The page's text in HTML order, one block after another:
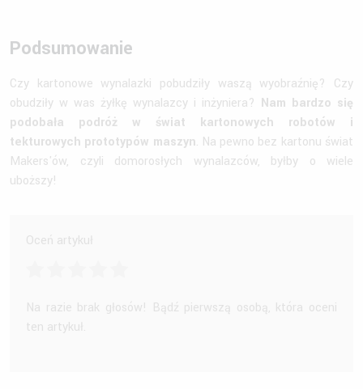
Podsumowanie
Czy kartonowe wynalazki pobudziły waszą wyobraźnię? Czy
obudziły w was żyłkę wynalazcy i inżyniera? Nam bardzo się
podobała podróż w świat kartonowych robotów i
tekturowych prototypów maszyn. Na pewno bez kartonu świat
Makers'ów, czyli domorosłych wynalazców, byłby o wiele
uboższy!
Oceń artykuł
Na razie brak głosów! Bądź pierwszą osobą, która oceni
ten artykuł.